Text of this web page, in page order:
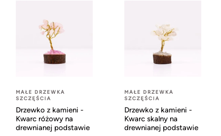
MAŁE DRZEWKA
SZCZĘŚCIA
Drzewko z kamieni -
Kwarc różowy na
drewnianej podstawie
MAŁE DRZEWKA
SZCZĘŚCIA
Drzewko z kamieni -
Kwarc skalny na
drewnianej podstawie